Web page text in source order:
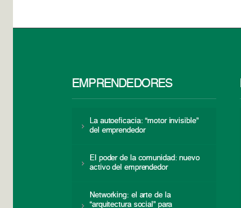
EMPRENDEDORES
La autoeficacia: “motor invisible”
del emprendedor
El poder de la comunidad: nuevo
activo del emprendedor
Networking: el arte de la
“arquitectura social” para